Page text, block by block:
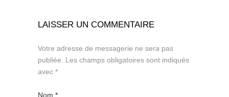
LAISSER UN COMMENTAIRE
Votre adresse de messagerie ne sera pas
publiée.
Les champs obligatoires sont indiqués
avec *
Nom *